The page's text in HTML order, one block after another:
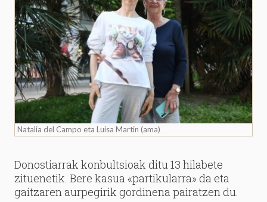
Natalia del Campo eta Luisa Martin (ama)
Donostiarrak konbultsioak ditu 13 hilabete
zituenetik. Bere kasua «partikularra» da eta
gaitzaren aurpegirik gordinena pairatzen du.